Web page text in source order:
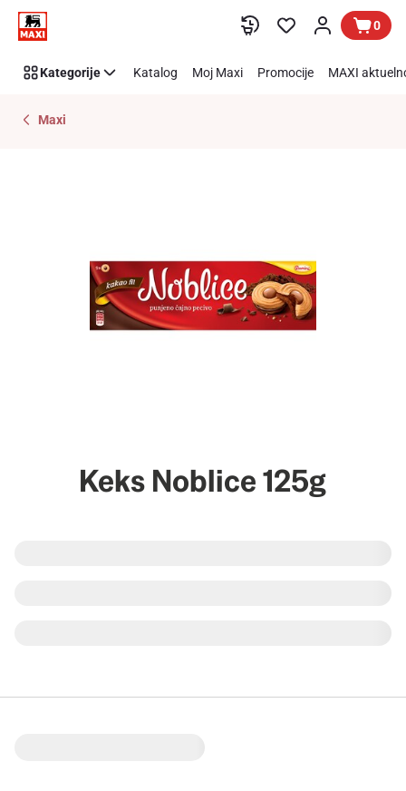
Preskoči link 0
Kategorije Katalog Moj Maxi Promocije MAXI
Maxi
Keks Noblice 125g